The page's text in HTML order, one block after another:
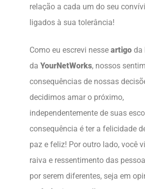
relação a cada um do seu
ligados à sua tolerância!
Como eu escrevi nesse artigo da
da YourNetWorks, nossos
consequências de nossas
decidimos amar o próximo,
independentemente de suas
consequência é ter a felicidade
paz e feliz! Por outro lado, você
raiva e ressentimento das
por serem diferentes, seja em